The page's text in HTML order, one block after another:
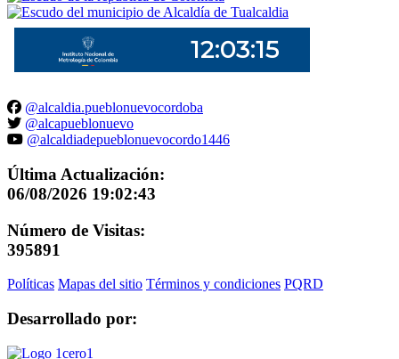
@alcaldia.pueblonuevocordoba
@alcapueblonuevo
@alcaldiadepueblonuevocordo1446
Última Actualización:
06/08/2026 19:02:43
Número de Visitas:
395891
Políticas Mapas del sitio Términos y condiciones PQRD
Desarrollado por: